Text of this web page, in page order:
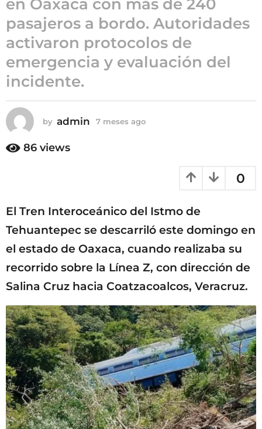
7
m
e
e
g
o
en Oaxaca con más de 240
pasajeros a bordo. Autoridades
activaron protocolos de
emergencia y evaluación del
incidente.
by admin 7 meses ago
86 views
0
El Tren Interoceánico del Istmo de
Tehuantepec se descarriló este domingo en
el estado de Oaxaca, cuando realizaba su
recorrido sobre la Línea Z, con dirección de
Salina Cruz hacia Coatzacoalcos, Veracruz.